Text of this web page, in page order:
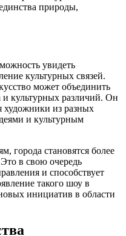
природы,
увидеть
культурных связей.
может объединить
и культурных различий. Он
художники из разных
и культурным
города становятся более
в свою очередь
и способствует
такого шоу в
инициатив в области